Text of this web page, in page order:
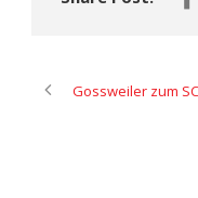
Gossweiler zum